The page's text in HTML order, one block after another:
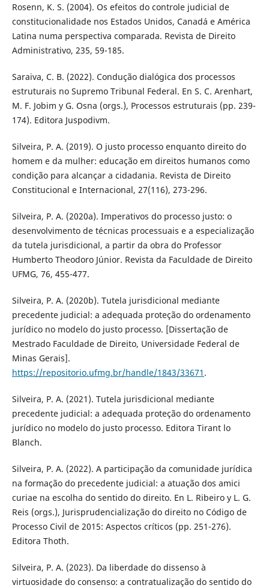
Rosenn, K. S. (2004). Os efeitos do controle judicial de
constitucionalidade nos Estados Unidos, Canadá e América
Latina numa perspectiva comparada. Revista de Direito
Administrativo, 235, 59-185.
Saraiva, C. B. (2022). Condução dialógica dos processos
estruturais no Supremo Tribunal Federal. En S. C. Arenhart,
M. F. Jobim y G. Osna (orgs.), Processos estruturais (pp. 239-
174). Editora Juspodivm.
Silveira, P. A. (2019). O justo processo enquanto direito do
homem e da mulher: educação em direitos humanos como
condição para alcançar a cidadania. Revista de Direito
Constitucional e Internacional, 27(116), 273-296.
Silveira, P. A. (2020a). Imperativos do processo justo: o
desenvolvimento de técnicas processuais e a especialização
da tutela jurisdicional, a partir da obra do Professor
Humberto Theodoro Júnior. Revista da Faculdade de Direito
UFMG, 76, 455-477.
Silveira, P. A. (2020b). Tutela jurisdicional mediante
precedente judicial: a adequada proteção do ordenamento
jurídico no modelo do justo processo. [Dissertação de
Mestrado Faculdade de Direito, Universidade Federal de
Minas Gerais].
https://repositorio.ufmg.br/handle/1843/33671 .
Silveira, P. A. (2021). Tutela jurisdicional mediante
precedente judicial: a adequada proteção do ordenamento
jurídico no modelo do justo processo. Editora Tirant lo
Blanch.
Silveira, P. A. (2022). A participação da comunidade jurídica
na formação do precedente judicial: a atuação dos amici
curiae na escolha do sentido do direito. En L. Ribeiro y L. G.
Reis (orgs.), Jurisprudencialização do direito no Código de
Processo Civil de 2015: Aspectos críticos (pp. 251-276).
Editora Thoth.
Silveira, P. A. (2023). Da liberdade do dissenso à
virtuosidade do consenso: a contratualização do sentido do